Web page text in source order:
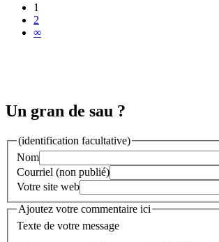
1
2
∞
Un gran de sau ?
(identification facultative)
Nom
Courriel (non publié)
Votre site web
Ajoutez votre commentaire ici
Texte de votre message